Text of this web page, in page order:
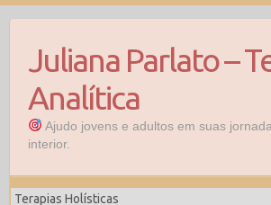
Juliana Parlato –
Analítica
Ajudo jovens e adultos em suas
interior.